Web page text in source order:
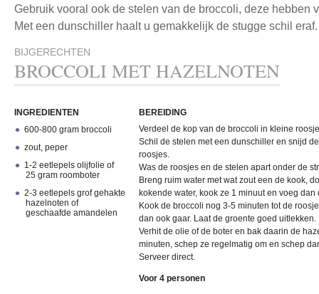
Gebruik vooral ook de stelen van de broccoli, deze hebben
Met een dunschiller haalt u gemakkelijk de stugge schil eraf.
BIJGERECHTEN
BROCCOLI MET HAZELNOTEN
INGREDIENTEN
600-800 gram broccoli
zout, peper
1-2 eetlepels olijfolie of
25 gram roomboter
2-3 eetlepels grof gehakte
hazelnoten of
geschaafde amandelen
BEREIDING
Verdeel de kop van de broccoli in kleine
Schil de stelen met een dunschiller en snijd
roosjes.
Was de roosjes en de stelen apart onder de
Breng ruim water met wat zout een de kook,
kokende water, kook ze 1 minuut en voeg dan
Kook de broccoli nog 3-5 minuten tot de
dan ook gaar. Laat de groente goed uitlekken.
Verhit de olie of de boter en bak daarin de
minuten, schep ze regelmatig om en schep
Serveer direct.
Voor 4 personen